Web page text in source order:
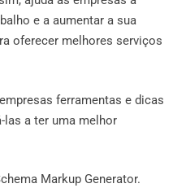
e a aumentar a sua
oferecer melhores serviços
ferramentas e dicas
las a ter uma melhor
Markup Generator.